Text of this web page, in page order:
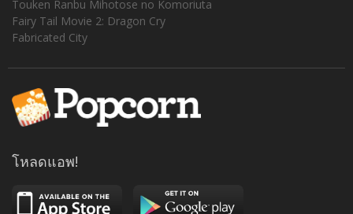
Touken Ranbu Mihotose no Komoriuta
Fairy Tail Movie 2: Dragon Cry
Fabricated City
โหลดแอพ!